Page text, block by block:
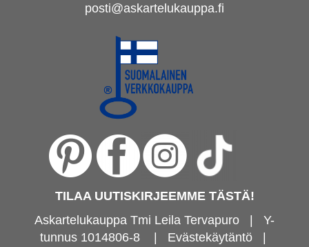
posti@askartelukauppa.fi
TILAA UUTISKIRJEEMME TÄSTÄ!
Askartelukauppa Tmi Leila Tervapuro | Y-
tunnus 1014806-8
Evästekäytäntö|